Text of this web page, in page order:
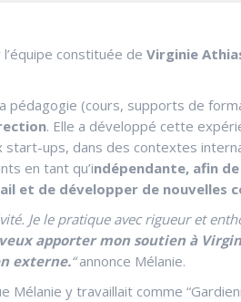
constituée de Virginie
(cours, supports de
. Elle a développé cette
ups, dans des contextes
en tant qu’indépendante, afin
et de développer de nouvelles
Je le pratique avec rigueur et
apporter mon soutien à
externe.“annonce Mélanie.
y travaillait comme